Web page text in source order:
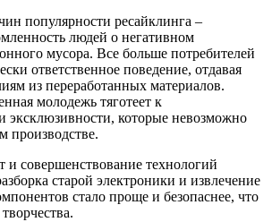
популярности ресайклинга –
людей о негативном
мусора. Все больше потребителей
ответственное поведение, отдавая
из переработанных материалов.
молодежь тяготеет к
эксклюзивности, которые невозможно
производстве.
и совершенствование технологий
старой электроники и извлечение
стало проще и безопаснее, что